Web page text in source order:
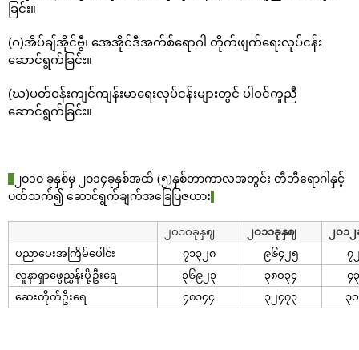
ခြင်း။
(ဂ)အိပ်ချ်အိုင်ဗွီ၊ အေအိုင်ဒီအက်စ်ရောဂါ တိုက်ဖျက်ရေးလုပ်ငန်း
ဆောင်ရွက်ခြင်း။
(ဃ)ပတ်ဝန်းကျင်ကျန်းမာရေးလုပ်ငန်းများတွင် ပါဝင်ကူညီ
ဆောင်ရွက်ခြင်း။
၂ဝ၁ဝ ခုနှစ်မှ ၂ဝ၁၄ခုနှစ်အထိ (၅)နှစ်တာကာလအတွင်း တီဘီရောဂါနှင့်
ပတ်သက်၍ ဆောင်ရွက်ချက်အခြေပြဇယား​
၂ဝ၁ဝခုနှဈ ၂ဝ၁၁ခုနှဈ
၂ဝ၁
ပညာပေးအကြိမ်ပေါင်း
၇၁၃၂၈ ၉၆၄၂၅
၇
လူနာရှာဖွေညွှန်းပို့ဦးရေ
၃၆၉၂၃ ၃၈ဝ၃၄
၄
ဆေးတိုက်ဦးရေ
၄၈၁၄၄ ၃၂၄၇၃ ၃